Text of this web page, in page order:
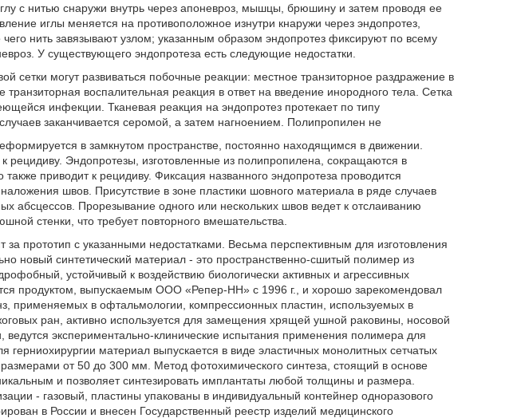
с нитью снаружи внутрь через апоневроз, мышцы, брюшину и затем проводя ее
иглы меняется на противоположное изнутри кнаружи через эндопротез,
нить завязывают узлом; указанным образом эндопротез фиксируют по всему
У существующего эндопротеза есть следующие недостатки.
сетки могут развиваться побочные реакции: местное транзиторное раздражение в
воспалительная реакция в ответ на введение инородного тела. Сетка
инфекции. Тканевая реакция на эндопротез протекает по типу
заканчивается серомой, а затем нагноением. Полипропилен не
в замкнутом пространстве, постоянно находящимся в движении.
Эндопротезы, изготовленные из полипропилена, сокращаются в
также приводит к рецидиву. Фиксация названного эндопротеза проводится
швов. Присутствие в зоне пластики шовного материала в ряде случаев
абсцессов. Прорезывание одного или нескольких швов ведет к отслаиванию
стенки, что требует повторного вмешательства.
за прототип с указанными недостатками. Весьма перспективным для изготовления
новый синтетический материал - это пространственно-сшитый полимер из
устойчивый к воздействию биологически активных и агрессивных
продуктом, выпускаемым ООО «Репер-НН» с 1996 г., и хорошо зарекомендовал
применяемых в офтальмологии, компрессионных пластин, используемых в
ран, активно используется для замещения хрящей ушной раковины, носовой
ведутся экспериментально-клинические испытания применения полимера для
герниохирургии материал выпускается в виде эластичных монолитных сетчатых
от 50 до 300 мм. Метод фотохимического синтеза, стоящий в основе
и позволяет синтезировать имплантаты любой толщины и размера.
- газовый, пластины упакованы в индивидуальный контейнер одноразового
в России и внесен Государственный реестр изделий медицинского